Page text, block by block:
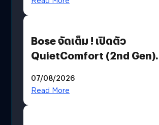
Bose จัดเต็ม ! เปิดตัว
QuietComfort (2nd Gen)
07/08/2026
Read More